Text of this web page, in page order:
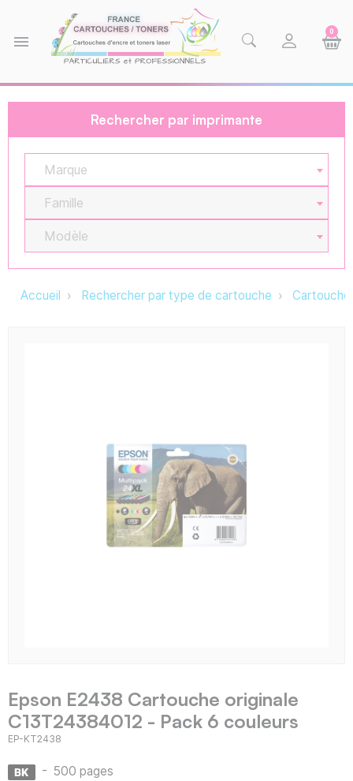
menu
0
Rechercher par imprimante
Marque
Famille
Modèle
Accueil Rechercher par type de cartouche
Epson E2438 Cartouche originale
C13T24384012 - Pack 6 couleurs
EP-KT2438
- 500 pages